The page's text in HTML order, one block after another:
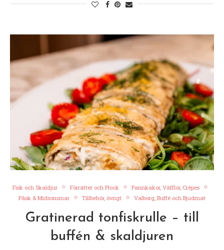
Fisk och Skaldjur Förrätter och Plock
Pannkakor, Våfflor, Crêpes
Påsk & Midsommar
Tillbehör, övrigt Valborg, Buffé och Bjudmat
Gratinerad tonfiskrulle – till
buffén & skaldjuren